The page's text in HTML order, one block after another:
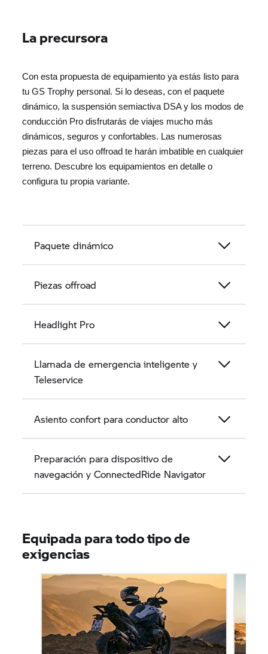
La precursora
Con esta propuesta de equipamiento ya estás listo para
tuGS Trophy personal. Si lo deseas, con el paquete
dinámico, la suspensión semiactiva DSA y los modos de
conducción Pro disfrutarás de viajes mucho más
dinámicos, seguros y confortables. Las numerosas
piezas para el uso offroad te harán imbatible en cualquier
terreno. Descubre los equipamientos en detalle o
configura tu propia variante.
Paquete dinámico
Piezas offroad
Headlight Pro
Llamada de emergencia inteligente y
Teleservice
Asiento confort para conductor alto
Preparación para dispositivo de
navegación y ConnectedRide Navigator
Equipada para todo tipo de
exigencias